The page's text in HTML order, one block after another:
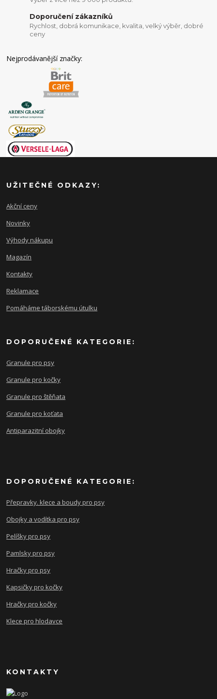
Doporučení zákazníků
Rychlost, dobrá komunikace, kvalita, velký výběr, dobré
ceny
Nejprodávanější značky:
UŽITEČNÉ ODKAZY:
Akční ceny
Novinky
Výhody nákupu
Magazín
Kontakty
Reklamace
Pomáháme táborskému útulku
DOPORUČENÉ KATEGORIE:
Granule pro psy
Granule pro kočky
Granule pro štěňata
Granule pro koťata
Antiparazitní obojky
DOPORUČENÉ KATEGORIE:
Přepravky. klece a boudy pro psy
Obojky a vodítka pro psy
Pelíšky pro psy
Pamlsky pro psy
Hračky pro psy
Kapsičky pro kočky
Hračky pro kočky
Klece pro hlodavce
KONTAKTY